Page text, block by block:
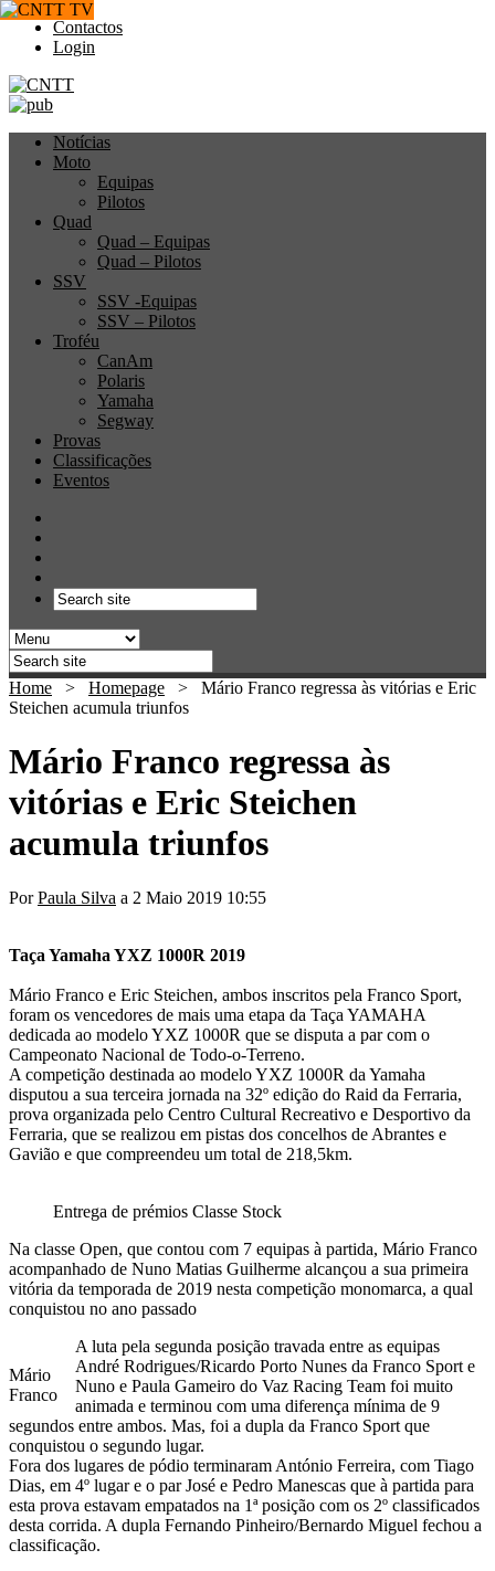
Contactos
Login
Notícias
Moto
Equipas
Pilotos
Quad
Quad – Equipas
Quad – Pilotos
SSV
SSV -Equipas
SSV – Pilotos
Troféu
CanAm
Polaris
Yamaha
Segway
Provas
Classificações
Eventos
Home > Homepage > Mário Franco regressa às vitórias e Eric
Steichen acumula triunfos
Mário Franco regressa às
vitórias e Eric Steichen
acumula triunfos
PorPaula Silva a 2 Maio 2019 10:55
Taça Yamaha YXZ 1000R 2019
Mário Franco e Eric Steichen, ambos inscritos pela Franco Sport,
foram os vencedores de mais uma etapa da Taça YAMAHA
dedicada ao modelo YXZ 1000R que se disputa a par com o
Campeonato Nacional de Todo-o-Terreno.
A competição destinada ao modelo YXZ 1000R da Yamaha
disputou a sua terceira jornada na 32º edição do Raid da Ferraria,
prova organizada pelo Centro Cultural Recreativo e Desportivo da
Ferraria, que se realizou em pistas dos concelhos de Abrantes e
Gavião e que compreendeu um total de 218,5km.
Entrega de prémios Classe Stock
Na classe Open, que contou com 7 equipas à partida, Mário Franco
acompanhado de Nuno Matias Guilherme alcançou a sua primeira
vitória da temporada de 2019 nesta competição monomarca, a qual
conquistou no ano passado
Mário
Franco
A luta pela segunda posição travada entre as equipas
André Rodrigues/Ricardo Porto Nunes da Franco Sport e
Nuno e Paula Gameiro do Vaz Racing Team foi muito
animada e terminou com uma diferença mínima de 9
segundos entre ambos. Mas, foi a dupla da Franco Sport que
conquistou o segundo lugar.
Fora dos lugares de pódio terminaram António Ferreira, com Tiago
Dias, em 4º lugar e o par José e Pedro Manescas que à partida para
esta prova estavam empatados na 1ª posição com os 2º classificados
desta corrida. A dupla Fernando Pinheiro/Bernardo Miguel fechou a
classificação.